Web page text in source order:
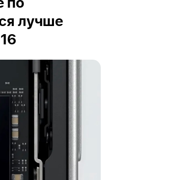
по
лучше